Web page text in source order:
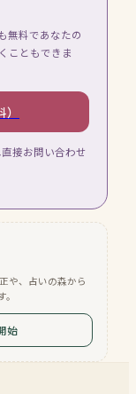
無料であなたの
こともできま
接お問い合わせ
や、占いの森から
始